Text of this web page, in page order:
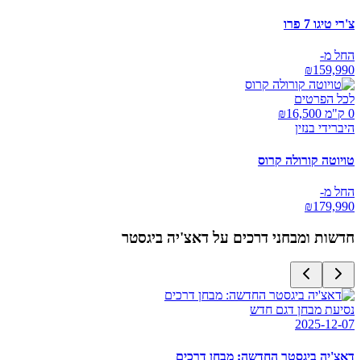
צ'רי טיגו 7 פרו
החל מ-
₪159,990
לכל הפרטים
0 ק"מ ₪
16,500
היברידי בנזין
טויוטה קורולה קרוס
החל מ-
₪179,990
חדשות ומבחני דרכים עלדאצ'יה ביגסטר
נסיעת מבחן דגם חדש
2025-12-07
דאצ'יה ביגסטר החדשה: מבחן דרכים